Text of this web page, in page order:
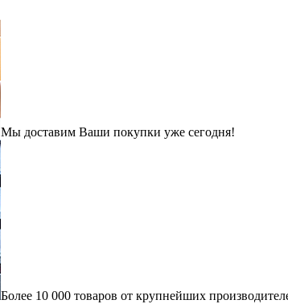
Мы доставим Ваши покупки уже сегодня!
Более 10 000 товаров от крупнейших